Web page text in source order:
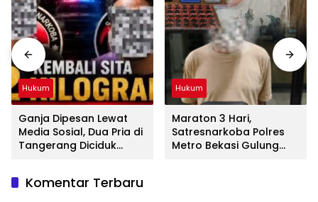
Hukum
Ganja Dipesan Lewat
Media Sosial, Dua Pria di
Tangerang Diciduk
Hukum
Maraton 3 Hari,
Satresnarkoba Polres
Metro Bekasi Gulung
Komentar Terbaru